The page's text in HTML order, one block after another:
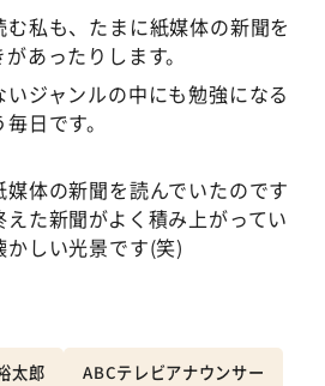
私も、たまに紙媒体の新聞を
あったりします。
ジャンルの中にも勉強になる
日です。
体の新聞を読んでいたのです
た新聞がよく積み上がってい
かしい光景です(笑)
太郎 ABCテレビアナウンサー